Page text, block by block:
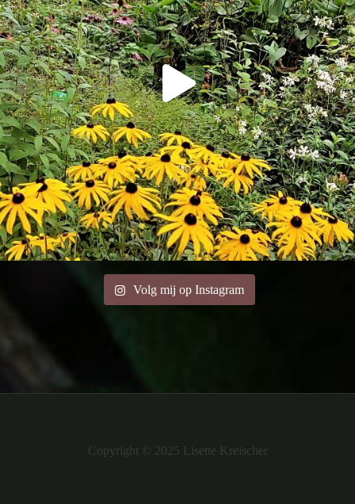
Volg mij op Instagram
Copyright © 2025 Lisette Kreischer